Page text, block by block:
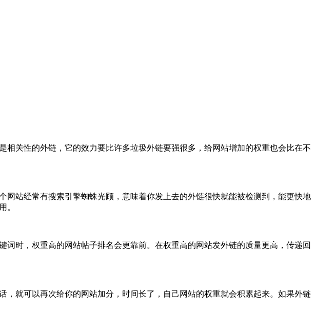
关性的外链，它的效力要比许多垃圾外链要强很多，给网站增加的权重也会比在不
站经常有搜索引擎蜘蛛光顾，意味着你发上去的外链很快就能被检测到，能更快地
。
时，权重高的网站帖子排名会更靠前。在权重高的网站发外链的质量更高，传递回
就可以再次给你的网站加分，时间长了，自己网站的权重就会积累起来。如果外链